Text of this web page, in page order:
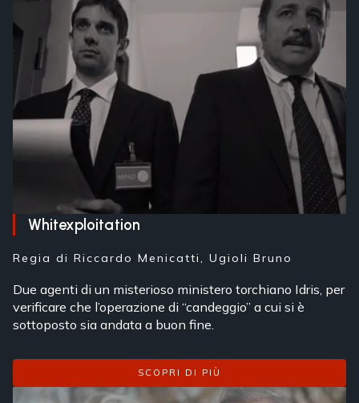
Whitexploitation
Regia diRiccardo Menicatti, Ugioli Bruno
Due agenti di un misterioso ministero torchiano Idris, per
verificare che l’operazione di “candeggio” a cui si è
sottoposto sia andata a buon fine.
SCOPRI DI PIÙ